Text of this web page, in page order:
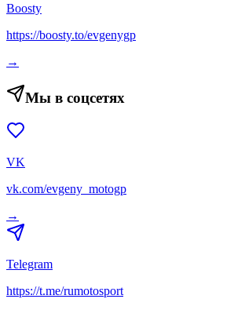
Boosty
https://boosty.to/evgenygp
→
Мы в соцсетях
VK
vk.com/evgeny_motogp
→
Telegram
https://t.me/rumotosport